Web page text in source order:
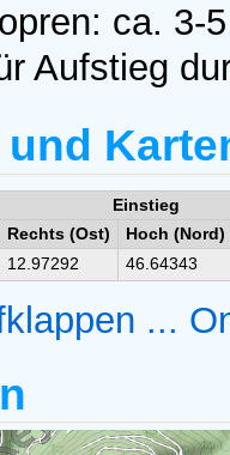
ca. 3-
Aufstieg
Einstieg
Rechts (Ost)
Hoch (Nord)
12.97292 46.64343
...